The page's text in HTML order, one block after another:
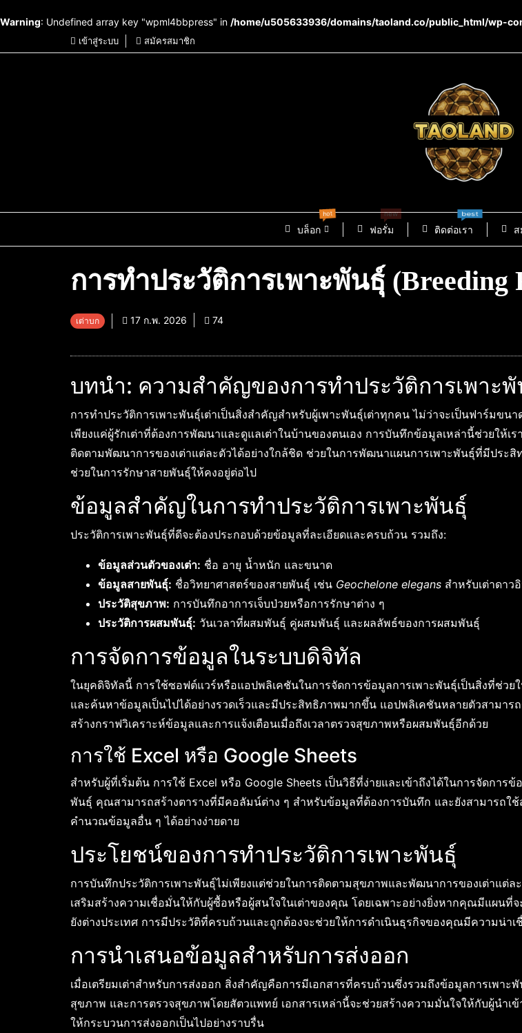
Warning: Undefined array key "wpml4bbpress" in /home/u505633936/domains/taoland.co/public_html/wp-
เข้าสู่ระบบ สมัครสมาชิก
บล็อก
hot
ฟอรั่ม
new
ติดต่อเรา
best
ส
การทำประวัติการเพาะพันธุ์ (Breeding
เต่าบก 17 ก.พ. 2026 74
บทนำ: ความสำคัญของการทำประวัติการเพาะ
การทำประวัติการเพาะพันธุ์เต่าเป็นสิ่งสำคัญสำหรับผู้เพาะพันธุ์เต่าทุกคน ไม่ว่าจะเป็นฟาร์มขน
เพียงแค่ผู้รักเต่าที่ต้องการพัฒนาและดูแลเต่าในบ้านของตนเอง การบันทึกข้อมูลเหล่านี้ช่วยให้เร
ติดตามพัฒนาการของเต่าแต่ละตัวได้อย่างใกล้ชิด ช่วยในการพัฒนาแผนการเพาะพันธุ์ที่มีประสิ
ช่วยในการรักษาสายพันธุ์ให้คงอยู่ต่อไป
ข้อมูลสำคัญในการทำประวัติการเพาะพันธุ์
ประวัติการเพาะพันธุ์ที่ดีจะต้องประกอบด้วยข้อมูลที่ละเอียดและครบถ้วน รวมถึง:
ข้อมูลส่วนตัวของเต่า: ชื่อ อายุ น้ำหนัก และขนาด
ข้อมูลสายพันธุ์: ชื่อวิทยาศาสตร์ของสายพันธุ์ เช่น Geochelone elegans สำหรับเต่าดาว
ประวัติสุขภาพ: การบันทึกอาการเจ็บป่วยหรือการรักษาต่าง ๆ
ประวัติการผสมพันธุ์: วันเวลาที่ผสมพันธุ์ คู่ผสมพันธุ์ และผลลัพธ์ของการผสมพันธุ์
การจัดการข้อมูลในระบบดิจิทัล
ในยุคดิจิทัลนี้ การใช้ซอฟต์แวร์หรือแอปพลิเคชันในการจัดการข้อมูลการเพาะพันธุ์เป็นสิ่งที่ช่วย
และค้นหาข้อมูลเป็นไปได้อย่างรวดเร็วและมีประสิทธิภาพมากขึ้น แอปพลิเคชันหลายตัวสามาร
สร้างกราฟวิเคราะห์ข้อมูลและการแจ้งเตือนเมื่อถึงเวลาตรวจสุขภาพหรือผสมพันธุ์อีกด้วย
การใช้ Excel หรือ Google Sheets
สำหรับผู้ที่เริ่มต้น การใช้ Excel หรือ Google Sheets เป็นวิธีที่ง่ายและเข้าถึงได้ในการจัดการข้
พันธุ์ คุณสามารถสร้างตารางที่มีคอลัมน์ต่าง ๆ สำหรับข้อมูลที่ต้องการบันทึก และยังสามารถใช้
คำนวณข้อมูลอื่น ๆ ได้อย่างง่ายดาย
ประโยชน์ของการทำประวัติการเพาะพันธุ์
การบันทึกประวัติการเพาะพันธุ์ไม่เพียงแต่ช่วยในการติดตามสุขภาพและพัฒนาการของเต่าแต่ล
เสริมสร้างความเชื่อมั่นให้กับผู้ซื้อหรือผู้สนใจในเต่าของคุณ โดยเฉพาะอย่างยิ่งหากคุณมีแผนที่จ
ยังต่างประเทศ การมีประวัติที่ครบถ้วนและถูกต้องจะช่วยให้การดำเนินธุรกิจของคุณมีความน่า
การนำเสนอข้อมูลสำหรับการส่งออก
เมื่อเตรียมเต่าสำหรับการส่งออก สิ่งสำคัญคือการมีเอกสารที่ครบถ้วนซึ่งรวมถึงข้อมูลการเพาะ
สุขภาพ และการตรวจสุขภาพโดยสัตวแพทย์ เอกสารเหล่านี้จะช่วยสร้างความมั่นใจให้กับผู้นำเข้
ให้กระบวนการส่งออกเป็นไปอย่างราบรื่น